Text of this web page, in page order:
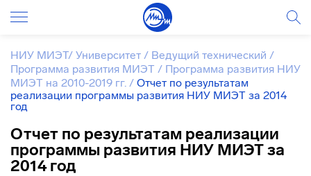
НИУ МИЭТ/ Университет / Ведущий технический /
Программа развития МИЭТ / Программа развития НИУ
МИЭТ на 2010-2019 гг. / Отчет по результатам
реализации программы развития НИУ МИЭТ за 2014
год
Отчет по результатам реализации
программы развития НИУ МИЭТ за
2014 год